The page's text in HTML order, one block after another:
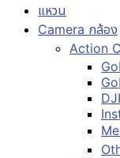
แหวน
Camera กล้อง
Action